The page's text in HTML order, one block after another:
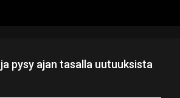
pysy ajan tasalla uutuuksista